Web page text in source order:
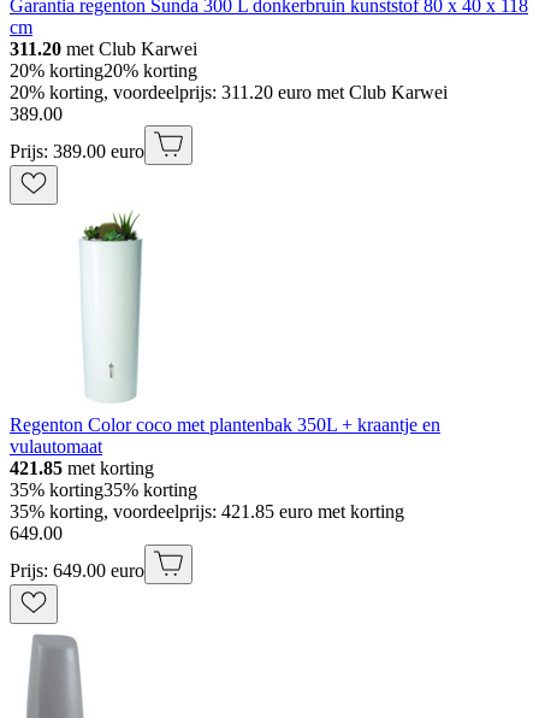
Garantia regenton Sunda 300 L donkerbruin kunststof 80 x 40 x 118
cm
311.20 met Club Karwei
20% korting20% korting
20% korting, voordeelprijs: 311.20 euro met Club Karwei
389.00
Prijs: 389.00 euro
Regenton Color coco met plantenbak 350L + kraantje en
vulautomaat
421.85 met korting
35% korting35% korting
35% korting, voordeelprijs: 421.85 euro met korting
649.00
Prijs: 649.00 euro